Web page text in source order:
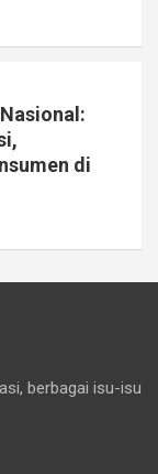
di
berbagai isu-isu